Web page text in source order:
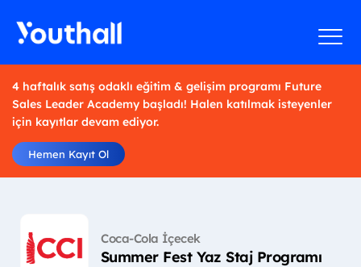
4 haftalık satış odaklı eğitim & gelişim programı Future
Sales Leader Academy başladı! Halen katılmak isteyenler
için kayıtlar devam ediyor.
Hemen Kayıt Ol
Coca-Cola İçecek
Summer Fest Yaz Staj Programı